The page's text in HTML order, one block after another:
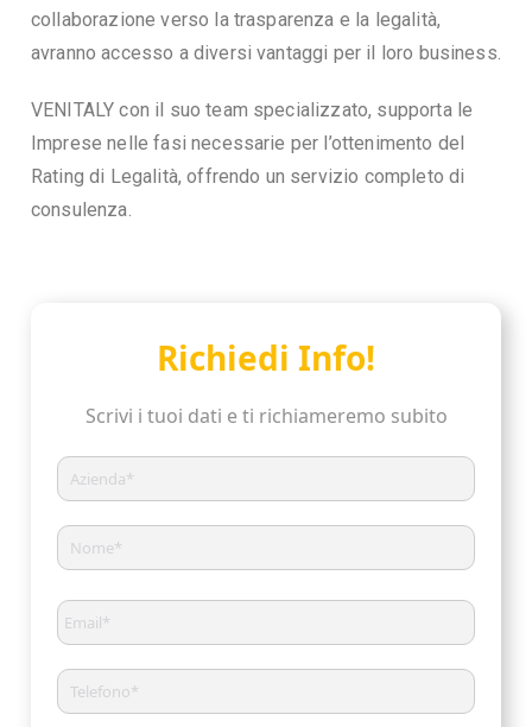
collaborazione verso la trasparenza e la legalità,
avranno accesso a diversi vantaggi per il loro business.
VENITALY con il suo team specializzato, supporta le
Imprese nelle fasi necessarie per l’ottenimento del
Rating di Legalità, offrendo un servizio completo di
consulenza.
Richiedi Info!
Scrivi i tuoi dati e ti richiameremo subito